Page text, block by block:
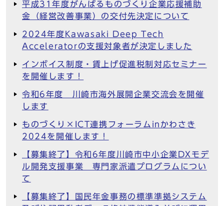
平成31年度がんばるものづくり企業応援補助
金（経営改善事業）の交付先決定について
2024年度Kawasaki Deep Tech
Acceleratorの支援対象者が決定しました
インボイス制度・賃上げ促進税制対応セミナー
を開催します！
令和6年度 川崎市海外展開企業交流会を開催
します
ものづくり×ICT連携フォーラムinかわさき
2024を開催します！
【募集終了】令和6年度川崎市中小企業DXモデ
ル開発支援事業 専門家派遣プログラムについ
て
【募集終了】国民年金事務の標準準拠システム